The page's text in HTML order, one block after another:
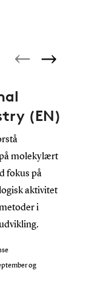
(EN)
molekylært
fokus på
aktivitet
i
og